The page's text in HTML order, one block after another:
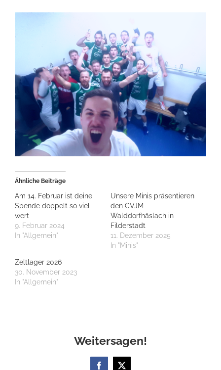
Ähnliche Beiträge
Am 14. Februar ist deine
Spende doppelt so viel
wert
9. Februar 2024
In "Allgemein"
Unsere Minis präsentieren
den CVJM
Walddorfhäslach in
Filderstadt
11. Dezember 2025
In "Minis"
Zeltlager 2026
30. November 2023
In "Allgemein"
Weitersagen!